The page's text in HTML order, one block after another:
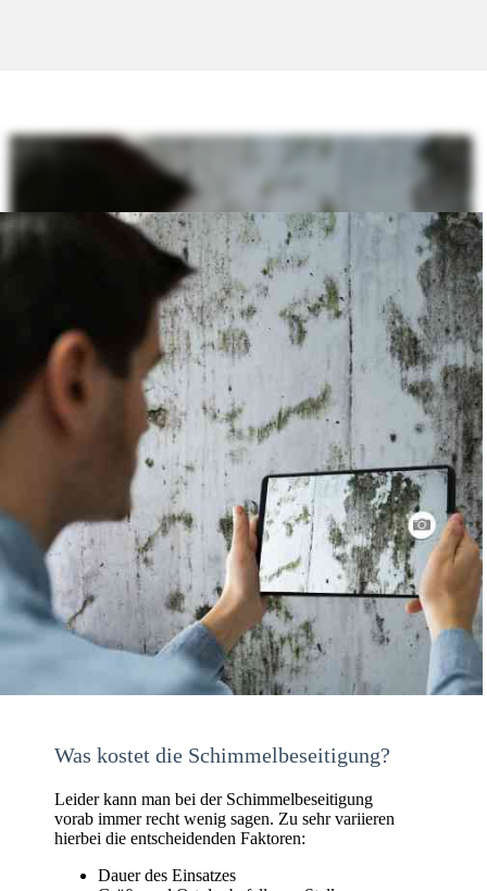
Was kostet die Schimmelbeseitigung?
Leider kann man bei der Schimmelbeseitigung
vorab immer recht wenig sagen. Zu sehr variieren
hierbei die entscheidenden Faktoren:
Dauer des Einsatzes